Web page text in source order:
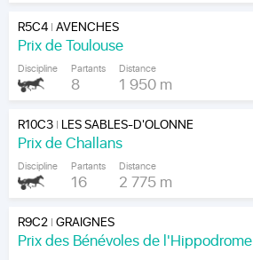
R5C4|AVENCHES
Prix de Toulouse
Discipline Partants
8
Distance
1 950 m
R10C3| LES SABLES-D'OLONNE
Prix de Challans
Discipline Partants
16
Distance
2 775 m
R9C2|GRAIGNES
Prix des Bénévoles de l'Hippodrome